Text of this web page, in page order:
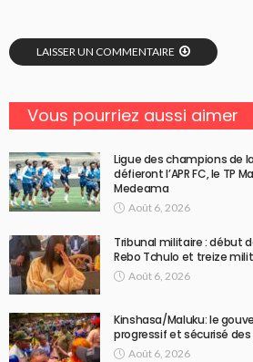
LAISSER UN COMMENTAIRE
Vous pourriez aussi aimer
Ligue des champions de
défieront l’APR FC, le TP
Medeama
Août 6, 2026
Tribunal militaire : début
Rebo Tchulo et treize
Août 6, 2026
Kinshasa/Maluku: le
progressif et sécurisé
Août 6, 2026